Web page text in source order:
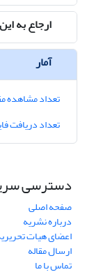
ارجاع به
آمار
تعداد مشاهده
تعداد دریافت
دسترسی
صفحه اصلی
درباره نشریه
اعضای هیات
ارسال مقاله
تماس با ما